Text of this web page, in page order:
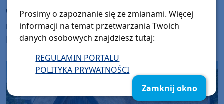
W czwartek (6.08) dzień otwarty na budowie
mieszkań Społecznej Inicjatywy
Mieszkaniowej w Czersku
Prosimy o zapoznanie się ze zmianami. Więcej
informacji na temat przetwarzania Twoich
danych osobowych znajdziesz tutaj:
REGULAMIN PORTALU
POLITYKA PRYWATNOŚCI
Zamknij okno